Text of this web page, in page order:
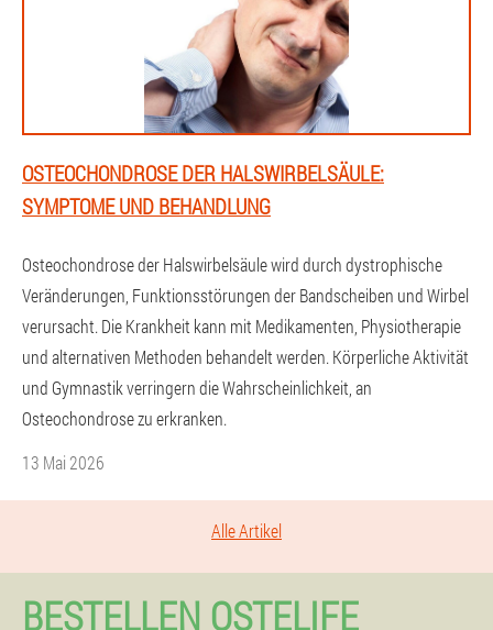
OSTEOCHONDROSE DER HALSWIRBELSÄULE:
SYMPTOME UND BEHANDLUNG
Osteochondrose der Halswirbelsäule wird durch dystrophische
Veränderungen, Funktionsstörungen der Bandscheiben und Wirbel
verursacht. Die Krankheit kann mit Medikamenten, Physiotherapie
und alternativen Methoden behandelt werden. Körperliche Aktivität
und Gymnastik verringern die Wahrscheinlichkeit, an
Osteochondrose zu erkranken.
13 Mai 2026
Alle Artikel
BESTELLEN OSTELIFE